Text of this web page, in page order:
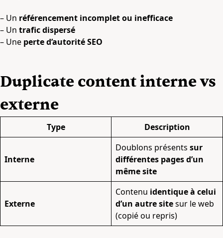
– Un référencement incomplet ou inefficace
– Un trafic dispersé
– Une perte d’autorité SEO
Duplicate content interne vs
externe
Type Description
Interne
Doublons présents sur
différentes pages d’un
même site
Externe
Contenu identique à celui
d’un autre sitesur le web
(copié ou repris)